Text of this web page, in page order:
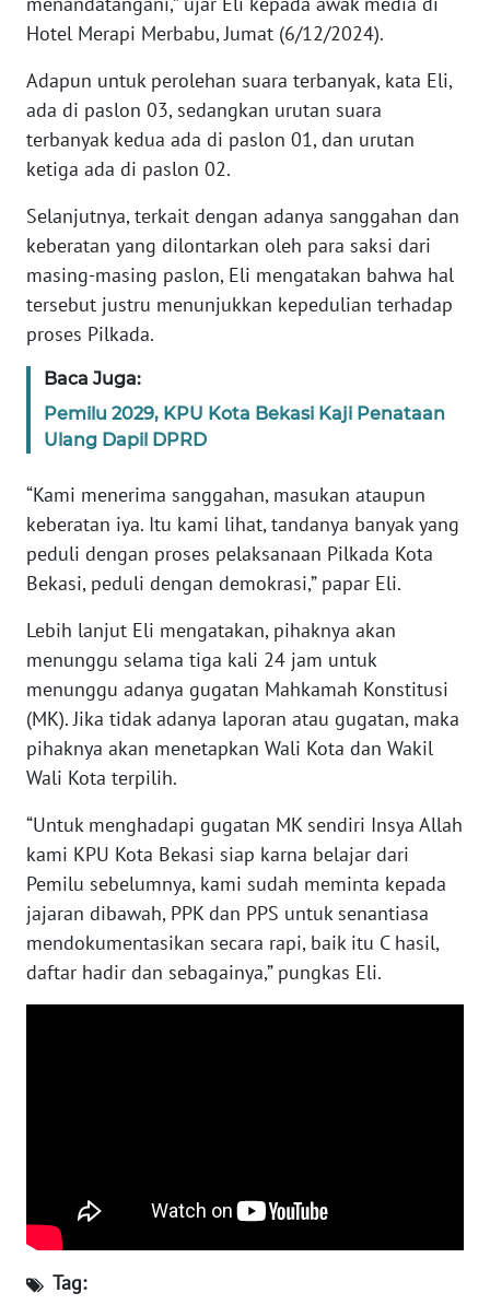
Hotel Merapi Merbabu, Jumat (6/12/2024).
Adapun untuk perolehan suara terbanyak, kata Eli,
ada di paslon 03, sedangkan urutan suara
terbanyak kedua ada di paslon 01, dan urutan
ketiga ada di paslon 02.
Selanjutnya, terkait dengan adanya sanggahan dan
keberatan yang dilontarkan oleh para saksi dari
masing-masing paslon, Eli mengatakan bahwa hal
tersebut justru menunjukkan kepedulian terhadap
proses Pilkada.
Baca Juga:
Pemilu 2029, KPU Kota Bekasi Kaji Penataan
Ulang Dapil DPRD
“Kami menerima sanggahan, masukan ataupun
keberatan iya. Itu kami lihat, tandanya banyak yang
peduli dengan proses pelaksanaan Pilkada Kota
Bekasi, peduli dengan demokrasi,” papar Eli.
Lebih lanjut Eli mengatakan, pihaknya akan
menunggu selama tiga kali 24 jam untuk
menunggu adanya gugatan Mahkamah Konstitusi
(MK). Jika tidak adanya laporan atau gugatan, maka
pihaknya akan menetapkan Wali Kota dan Wakil
Wali Kota terpilih.
“Untuk menghadapi gugatan MK sendiri Insya Allah
kami KPU Kota Bekasi siap karna belajar dari
Pemilu sebelumnya, kami sudah meminta kepada
jajaran dibawah, PPK dan PPS untuk senantiasa
mendokumentasikan secara rapi, baik itu C hasil,
daftar hadir dan sebagainya,” pungkas Eli.
Tag:
JAMBI
SULTRA
WN
NTB
WN
SULTENG
WN
SULBAR
WN
BABEL
SUMBAR
WN
WN
WN
LAMPUNG
WN
JATENG
NUSANTARA
WN
JOGJA
KALBAR
WN
KALTENG